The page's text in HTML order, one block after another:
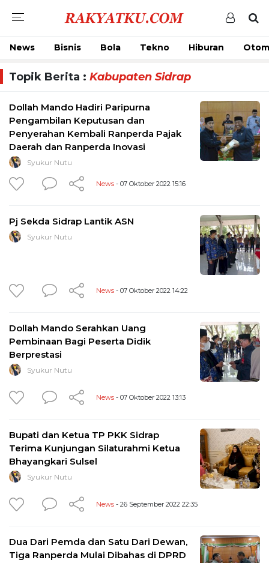
News Bisnis Bola Tekno Hiburan
Topik Berita : Kabupaten Sidrap
Dollah Mando Hadiri Paripurna
Pengambilan Keputusan dan
Penyerahan Kembali Ranperda Pajak
Daerah dan Ranperda Inovasi
Syukur Nutu
News - 07 Oktober 2022 15:16
Pj Sekda Sidrap Lantik ASN
Syukur Nutu
News - 07 Oktober 2022 14:22
Dollah Mando Serahkan Uang
Pembinaan Bagi Peserta Didik
Berprestasi
Syukur Nutu
News - 07 Oktober 2022 13:13
Bupati dan Ketua TP PKK Sidrap
Terima Kunjungan Silaturahmi Ketua
Bhayangkari Sulsel
Syukur Nutu
News - 26 September 2022 22:35
Dua Dari Pemda dan Satu Dari Dewan,
Tiga Ranperda Mulai Dibahas di DPRD